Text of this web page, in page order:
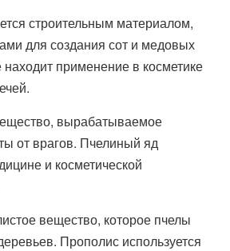
строительным материалом,
для создания сот и медовых
применение в косметике
вырабатываемое
от врагов. Пчелиный яд
и косметической
вещество, которое пчелы
Прополис используется